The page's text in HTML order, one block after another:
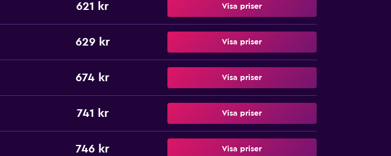
621 kr Visa priser
629 kr Visa priser
674 kr Visa priser
741 kr Visa priser
746 kr Visa priser